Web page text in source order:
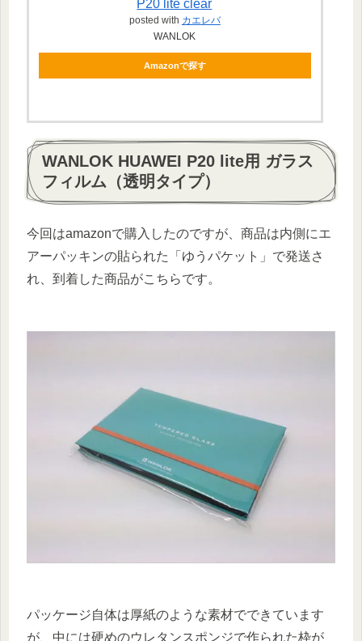
P20 lite clear
posted with カエレバ
WANLOK
Amazonで探す
WANLOK HUAWEI P20 lite用 ガラス
フィルム（透明タイプ）
今回はamazonで購入したのですが、商品は内側にエ
アーパッキンの貼られた「ゆうパケット」で発送さ
れ、到着した商品がこちらです。
パッケージ自体は厚紙のような素材でできています
が、中には硬めのウレタンスポンジで作られた枠が